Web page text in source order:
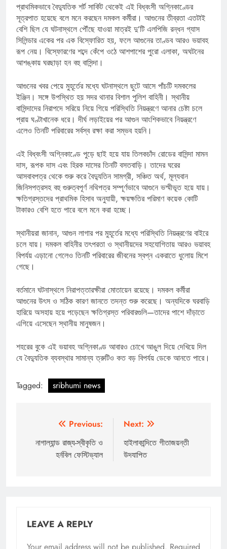
প্রাথমিকভাবে বৈদ্যুতিক শর্ট সার্কিট থেকেই এই বিধ্বংসী অগ্নিকাণ্ডের
সূত্রপাত হয়েছে বলে মনে করছেন দমকল কর্মীরা। আগুনের তীব্রতা এতটাই
বেশি ছিল যে ঘটনাস্থলে পৌঁছে যাওয়া মাত্রই দু’টি এলপিজি রন্ধন গ্যাস
সিলিন্ডার একের পর এক বিস্ফোরিত হয়, ফলে আগুনের তাণ্ডব আরও ভয়াবহ
রূপ নেয়। বিস্ফোরণের শব্দে কেঁপে ওঠে আশপাশের পুরো এলাকা, অঘটনের
আশঙ্কায় ঘরছাড়া হন বহু বাসিন্দা।
আগুনের খবর পেয়ে মুহূর্তের মধ্যে ঘটনাস্থলে ছুটে আসে পাঁচটি দমকলের
ইঞ্জিন। সঙ্গে উপস্থিত হয় সদর থানার বিশাল পুলিশ বাহিনী। স্থানীয়
বাসিন্দাদের নিরাপদে সরিয়ে নিয়ে গিয়ে পরিস্থিতি নিয়ন্ত্রণে আনার চেষ্টা চলে
প্রায় ঘণ্টাখানেক ধরে। দীর্ঘ লড়াইয়ের পর আগুন আংশিকভাবে নিয়ন্ত্রণে
এলেও তিনটি পরিবারের সর্বস্ব রক্ষা করা সম্ভব হয়নি।
এই বিধ্বংসী অগ্নিকাণ্ডে পুড়ে ছাই হয়ে যায় তিলকচাঁদ রোডের বাসিন্দা মামন
দাস, রূপক দাস এবং হিরক দাসের তিনটি বসতবাড়ি। তাদের ঘরের
আসবাবপত্র থেকে শুরু করে বৈদ্যুতিন সামগ্রী, সঞ্চিত অর্থ, মূল্যবান
জিনিসপত্রসহ বহু গুরুত্বপূর্ণ নথিপত্র সম্পূর্ণভাবে আগুনে ভস্মীভূত হয়ে যায়।
ক্ষতিগ্রস্তদের প্রাথমিক হিসাব অনুযায়ী, ক্ষয়ক্ষতির পরিমাণ কয়েক কোটি
টাকারও বেশি হতে পারে বলে মনে করা হচ্ছে।
স্থানীয়রা জানান, আগুন লাগার পর মুহূর্তের মধ্যে পরিস্থিতি নিয়ন্ত্রণের বাইরে
চলে যায়। দমকল বাহিনীর তৎপরতা ও স্থানীয়দের সহযোগিতায় আরও ভয়াবহ
বিপর্যয় এড়ানো গেলেও তিনটি পরিবারের জীবনের স্বপ্ন একরাতে ধুলোয় মিশে
গেছে।
বর্তমানে ঘটনাস্থলে নিরাপত্তারক্ষীরা মোতায়েন রয়েছে। দমকল কর্মীরা
আগুনের উৎস ও সঠিক কারণ জানতে তদন্ত শুরু করেছে। অন্যদিকে ঘরবাড়ি
হারিয়ে অসহায় হয়ে পড়েছেন ক্ষতিগ্রস্ত পরিবারগুলি—তাদের পাশে দাঁড়াতে
এগিয়ে এসেছেন স্থানীয় মানুষজন।
শহরের বুকে এই ভয়াবহ অগ্নিকাণ্ড আবারও চোখে আঙুল দিয়ে দেখিয়ে দিল
যে বৈদ্যুতিক ব্যবস্থার সামান্য ত্রুটিও কত বড় বিপর্যয় ডেকে আনতে পারে।
Tagged: sribhumi news
navigation
Previous:
নাগাল্যান্ড রাজ্য-স্বীকৃতি ও
হর্নবিল ফেস্টিভ্যাল
Next:
হাইলাকান্দিতে গীতাজয়ন্তী
উদযাপিত
LEAVE A REPLY
Your email address will not be published. Required